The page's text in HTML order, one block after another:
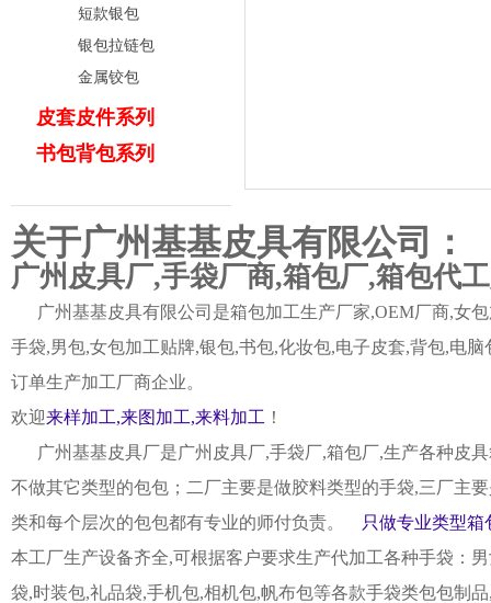
短款银包
银包拉链包
金属铰包
皮套皮件系列
书包背包系列
关于广州基基皮具有限公司：
广州皮具厂,手袋厂商,箱包厂,箱包代
广州基基皮具有限公司是箱包加工生产厂家,OEM厂商,女
手袋,男包,女包加工贴牌,银包,书包,化妆包,电子皮套,背包,电
订单生产加工厂商企业。
欢迎来样加工,来图加工,来料加工 ！
广州基基皮具厂是广州皮具厂,手袋厂,箱包厂,生产各种皮
不做其它类型的包包；二厂主要是做胶料类型的手袋,三厂主
类和每个层次的包包都有专业的师付负责。
只做专业类型箱
本工厂生产设备齐全,可根据客户要求生产代加工各种手袋：
袋,时装包,礼品袋,手机包,相机包,帆布包等各款手袋类包包制